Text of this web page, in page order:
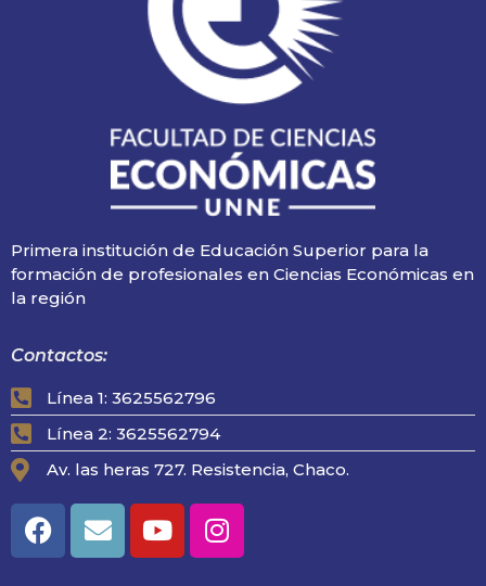
Primera institución de Educación Superior para la
formación de profesionales en Ciencias Económicas en
la región
Contactos:
Línea 1: 3625562796
Línea 2: 3625562794
Av. las heras 727. Resistencia, Chaco.